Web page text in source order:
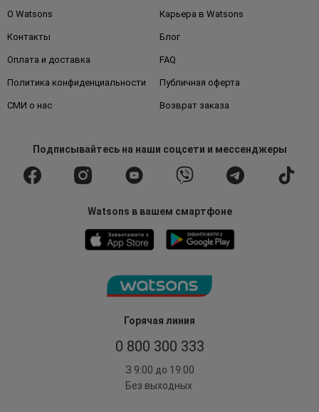
Горячая линия
0 800 300 333
З 9:00 до 19:00
Без выходных
О Watsons Карьера в Watsons
Контакты Блог
Оплата и доставка FAQ
Политика конфиденциальности Публичная оферта
СМИ о нас Возврат заказа
Подписывайтесьна наши соцсети и мессенджеры
Watsons в вашем смартфоне